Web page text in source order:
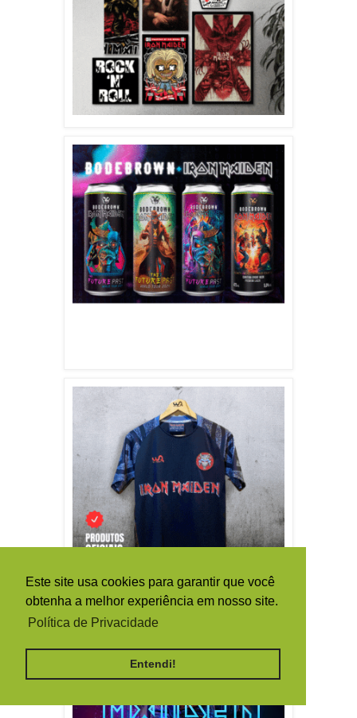
Este site usa cookies para garantir que você
obtenha a melhor experiência em nosso site.
Política de Privacidade
Entendi!